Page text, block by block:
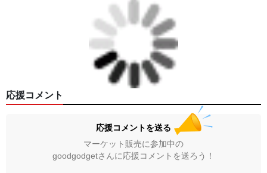
応援コメント
応援コメントを送る
マーケット販売に参加中の
goodgodgetさんに応援コメントを送ろう！